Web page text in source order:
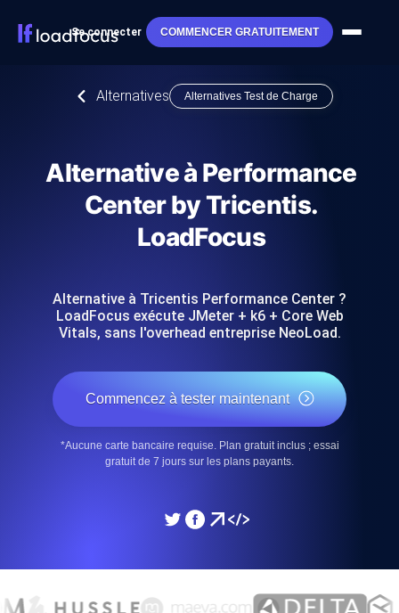
Se connecter COMMENCER GRATUITEMENT
Alternatives Alternatives Test de Charge
Alternative à Performance
Center by Tricentis.
LoadFocus
Alternative à Tricentis Performance Center ?
LoadFocus exécute JMeter + k6 + Core Web
Vitals, sans l'overhead entreprise NeoLoad.
Commencez à tester maintenant
*Aucune carte bancaire requise. Plan gratuit inclus ; essai
gratuit de 7 jours sur les plans payants.